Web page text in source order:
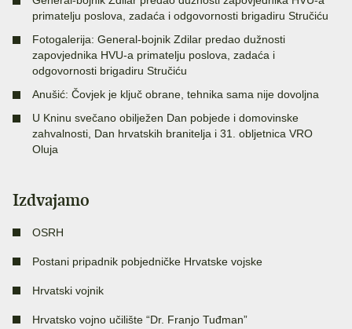
primatelju poslova, zadaća i odgovornosti brigadiru Stručiću
Fotogalerija: General-bojnik Zdilar predao dužnosti
zapovjednika HVU-a primatelju poslova, zadaća i
odgovornosti brigadiru Stručiću
Anušić: Čovjek je ključ obrane, tehnika sama nije dovoljna
U Kninu svečano obilježen Dan pobjede i domovinske
zahvalnosti, Dan hrvatskih branitelja i 31. obljetnica VRO
Oluja
Izdvajamo
OSRH
Postani pripadnik pobjedničke Hrvatske vojske
Hrvatski vojnik
Hrvatsko vojno učilište “Dr. Franjo Tuđman”